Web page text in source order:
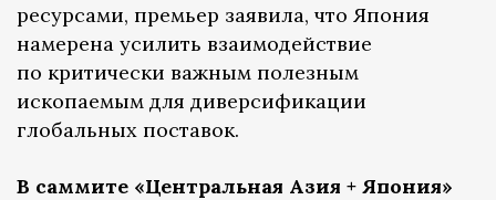
ресурсами, премьер заявила, что Япония
намерена усилить взаимодействие
по критически важным полезным
ископаемым для диверсификации
глобальных поставок.
В саммите «Центральная Азия + Япония»